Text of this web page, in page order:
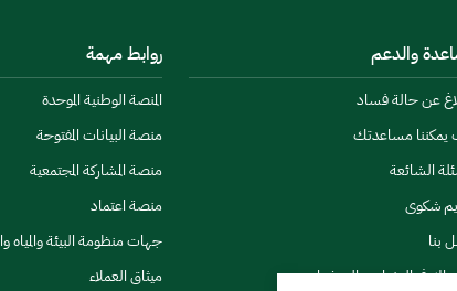
والدعم
عن حالة فساد
يمكننا مساعدتك
الشائعة
شكوى
بنا
في النشرات والتحذيرات
روابط مهمة
المنصة الوطنية الموحدة
منصة البيانات المفتوحة
منصة المشاركة المجتمعية
منصة اعتماد
جهات منظومة البيئة والمياه
ميثاق العملاء